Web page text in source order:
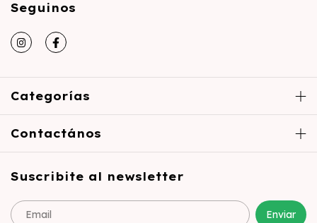
Seguinos
Categorías
Contactános
Suscribite al newsletter